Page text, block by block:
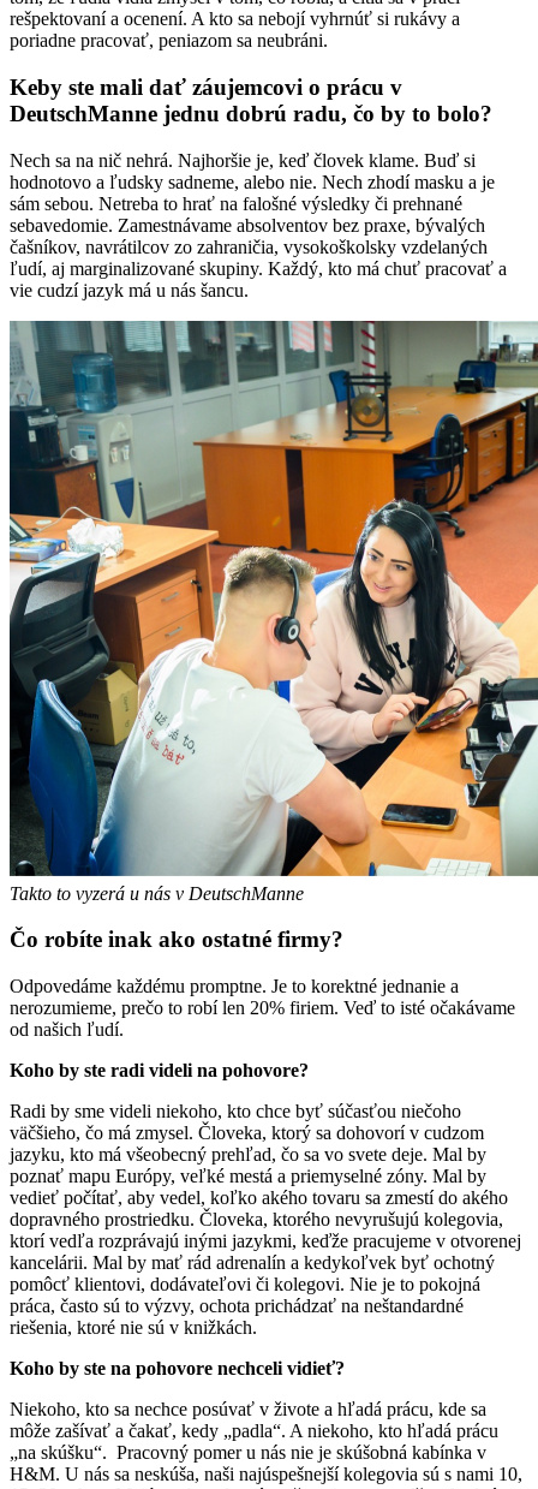
rešpektovaní a ocenení. A kto sa nebojí vyhrnúť si rukávy a
poriadne pracovať, peniazom sa neubráni.
Keby ste mali dať záujemcovi o prácu v
DeutschManne jednu dobrú radu, čo by to bolo?
Nech sa na nič nehrá. Najhoršie je, keď človek klame. Buď si
hodnotovo a ľudsky sadneme, alebo nie. Nech zhodí masku a je
sám sebou. Netreba to hrať na falošné výsledky či prehnané
sebavedomie. Zamestnávame absolventov bez praxe, bývalých
čašníkov, navrátilcov zo zahraničia, vysokoškolsky vzdelaných
ľudí, aj marginalizované skupiny. Každý, kto má chuť pracovať a
vie cudzí jazyk má u nás šancu.
Takto to vyzerá u nás v DeutschManne
Čo robíte inak ako ostatné firmy?
Odpovedáme každému promptne. Je to korektné jednanie a
nerozumieme, prečo to robí len 20% firiem. Veď to isté očakávame
od našich ľudí.
Koho by ste radi videli na pohovore?
Radi by sme videli niekoho, kto chce byť súčasťou niečoho
väčšieho, čo má zmysel. Človeka, ktorý sa dohovorí v cudzom
jazyku, kto má všeobecný prehľad, čo sa vo svete deje. Mal by
poznať mapu Európy, veľké mestá a priemyselné zóny. Mal by
vedieť počítať, aby vedel, koľko akého tovaru sa zmestí do akého
dopravného prostriedku. Človeka, ktorého nevyrušujú kolegovia,
ktorí vedľa rozprávajú inými jazykmi, keďže pracujeme v otvorenej
kancelárii. Mal by mať rád adrenalín a kedykoľvek byť ochotný
pomôcť klientovi, dodávateľovi či kolegovi. Nie je to pokojná
práca, často sú to výzvy, ochota prichádzať na neštandardné
riešenia, ktoré nie sú v knižkách.
Koho by ste na pohovore nechceli vidieť?
Niekoho, kto sa nechce posúvať v živote a hľadá prácu, kde sa
môže zašívať a čakať, kedy „padla“. A niekoho, kto hľadá prácu
„na skúšku“. Pracovný pomer u nás nie je skúšobná kabínka v
H&M. U nás sa neskúša, naši najúspešnejší kolegovia sú s nami 10,